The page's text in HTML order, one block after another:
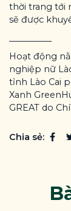
thời trang tới
sẽ được
Hoạt động
nghiệp nữ
tỉnh Lào Cai
Xanh
GREAT do
Chia sẻ: